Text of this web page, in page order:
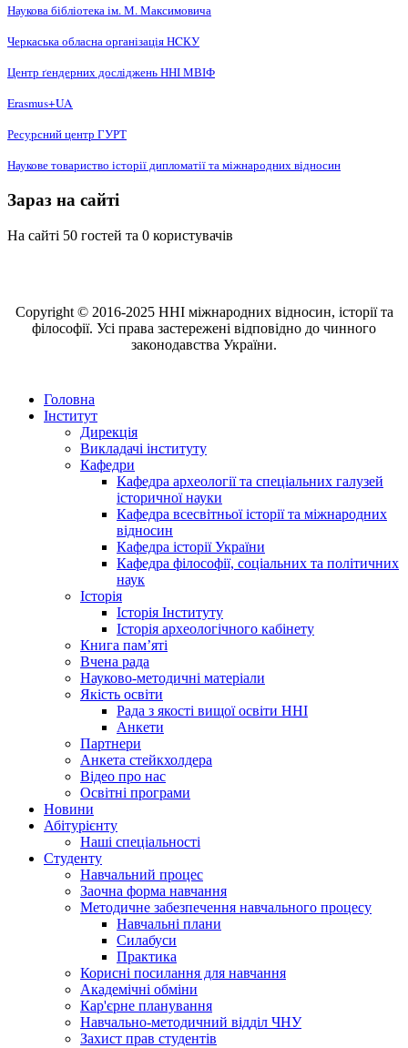
Наукова бібліотека ім. М. Максимовича
Черкаська обласна організація НCКУ
Центр ґендерних досліджень ННІ МВІФ
Erasmus+UA
Ресурсний центр ГУРТ
Наукове товариство історії дипломатії та міжнародних відносин
Зараз на сайті
На сайті 50 гостей та 0 користувачів
Copyright © 2016-2025 ННІ міжнародних відносин, історії та
філософії. Усі права застережені відповідно до чинного
законодавства України.
Головна
Інститут
Дирекція
Викладачі інституту
Кафедри
Кафедра археології та спеціальних галузей
історичної науки
Кафедра всесвітньої історії та міжнародних
відносин
Кафедра історії України
Кафедра філософії, соціальних та політичних
наук
Історія
Історія Інституту
Історія археологічного кабінету
Книга памʼяті
Вчена рада
Науково-методичні матеріали
Якість освіти
Рада з якості вищої освіти ННІ
Анкети
Партнери
Анкета стейкхолдера
Відео про нас
Освітні програми
Hовини
Абітурієнту
Наші спеціальності
Студенту
Навчальний процес
Заочна форма навчання
Методичне забезпечення навчального процесу
Навчальні плани
Силабуси
Практика
Корисні посилання для навчання
Академічні обміни
Кар'єрне планування
Навчально-методичний відділ ЧНУ
Захист прав студентів